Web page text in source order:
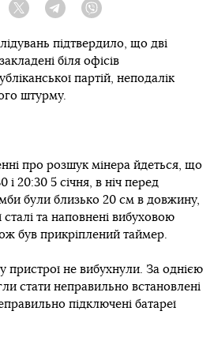
Twitter Telegram
підтвердило, що дві
біля офісів
партій, неподалік
штурму.
про розшук мінера йдеться, що
і 20:30 5 січня, в ніч перед
були близько 20 см в довжину,
сталі та наповнені вибуховою
був прикріплений таймер.
пристрої не вибухнули. За однією
стати неправильно встановлені
підключені батареї